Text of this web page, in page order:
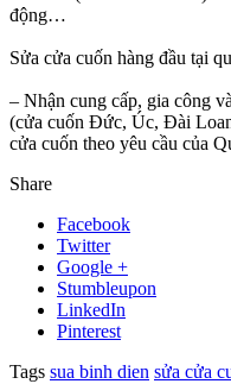
động…
Sửa cửa cuốn hàng đầu tại
– Nhận cung cấp, gia công
(cửa cuốn Đức, Úc, Đài
cửa cuốn theo yêu cầu của
Share
Facebook
Twitter
Google +
Stumbleupon
LinkedIn
Pinterest
Tags sua binh dien sửa cửa